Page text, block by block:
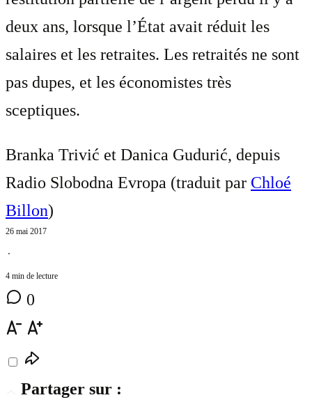
deux ans, lorsque l’État avait réduit les
salaires et les retraites. Les retraités ne sont
pas dupes, et les économistes très
sceptiques.
Branka Trivić et Danica Gudurić, depuis
Radio Slobodna Evropa (traduit par Chloé
Billon)
26 mai 2017
⋅
4 min de lecture
0
Partager sur :